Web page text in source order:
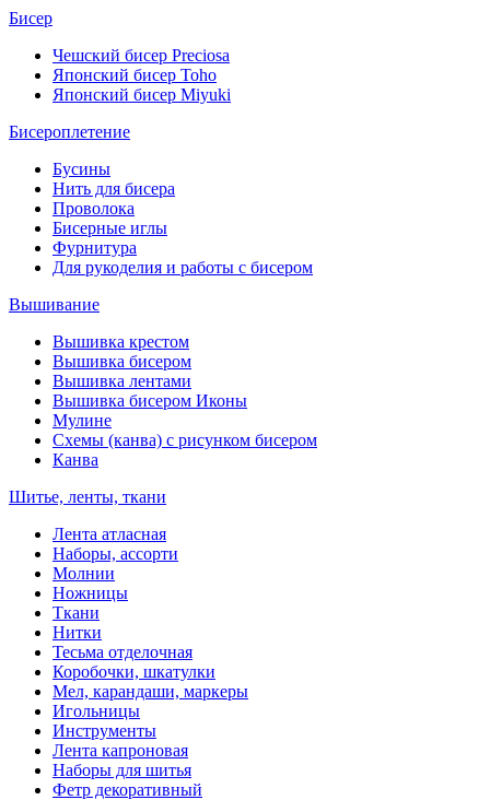
Бисер
Чешский бисер Preciosa
Японский бисер Toho
Японский бисер Miyuki
Бисероплетение
Бусины
Нить для бисера
Проволока
Бисерные иглы
Фурнитура
Для рукоделия и работы с бисером
Вышивание
Вышивка крестом
Вышивка бисером
Вышивка лентами
Вышивка бисером Иконы
Мулине
Схемы (канва) с рисунком бисером
Канва
Шитье, ленты, ткани
Лента атласная
Наборы, ассорти
Молнии
Ножницы
Ткани
Нитки
Тесьма отделочная
Коробочки, шкатулки
Мел, карандаши, маркеры
Игольницы
Инструменты
Лента капроновая
Наборы для шитья
Фетр декоративный